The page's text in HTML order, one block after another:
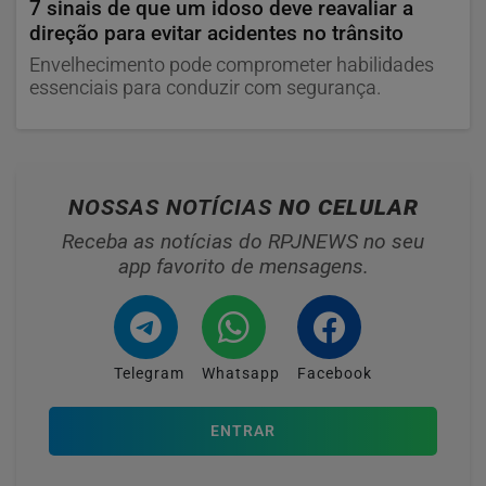
7 sinais de que um idoso deve reavaliar a
direção para evitar acidentes no trânsito
Envelhecimento pode comprometer habilidades
essenciais para conduzir com segurança.
NOSSAS NOTÍCIAS NO CELULAR
Receba as notícias do RPJNEWS no seu
app favorito de mensagens.
Telegram Whatsapp Facebook
ENTRAR